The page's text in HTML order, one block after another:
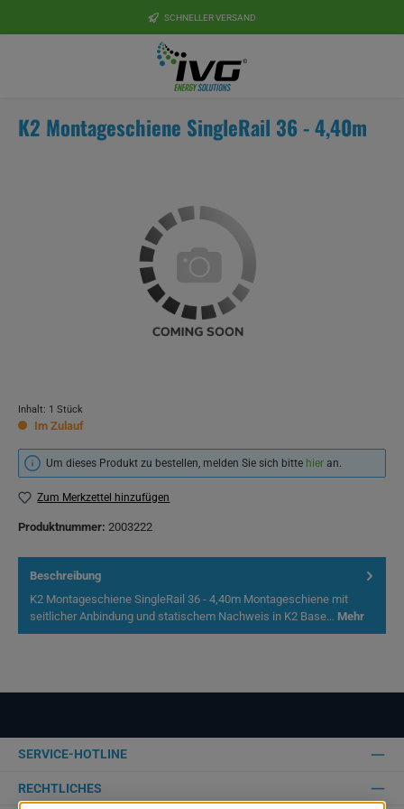
SCHNELLER VERSAND
K2 Montageschiene SingleRail 36 - 4,40m
Inhalt: 1 Stück
Im Zulauf
Um dieses Produkt zu bestellen, melden Sie sich bitte hier an.
Zum Merkzettel hinzufügen
Produktnummer: 2003222
Beschreibung
K2 Montageschiene SingleRail 36 - 4,40m Montageschiene mit
seitlicher Anbindung und statischem Nachweis in K2 Base… Mehr
SERVICE-HOTLINE
RECHTLICHES